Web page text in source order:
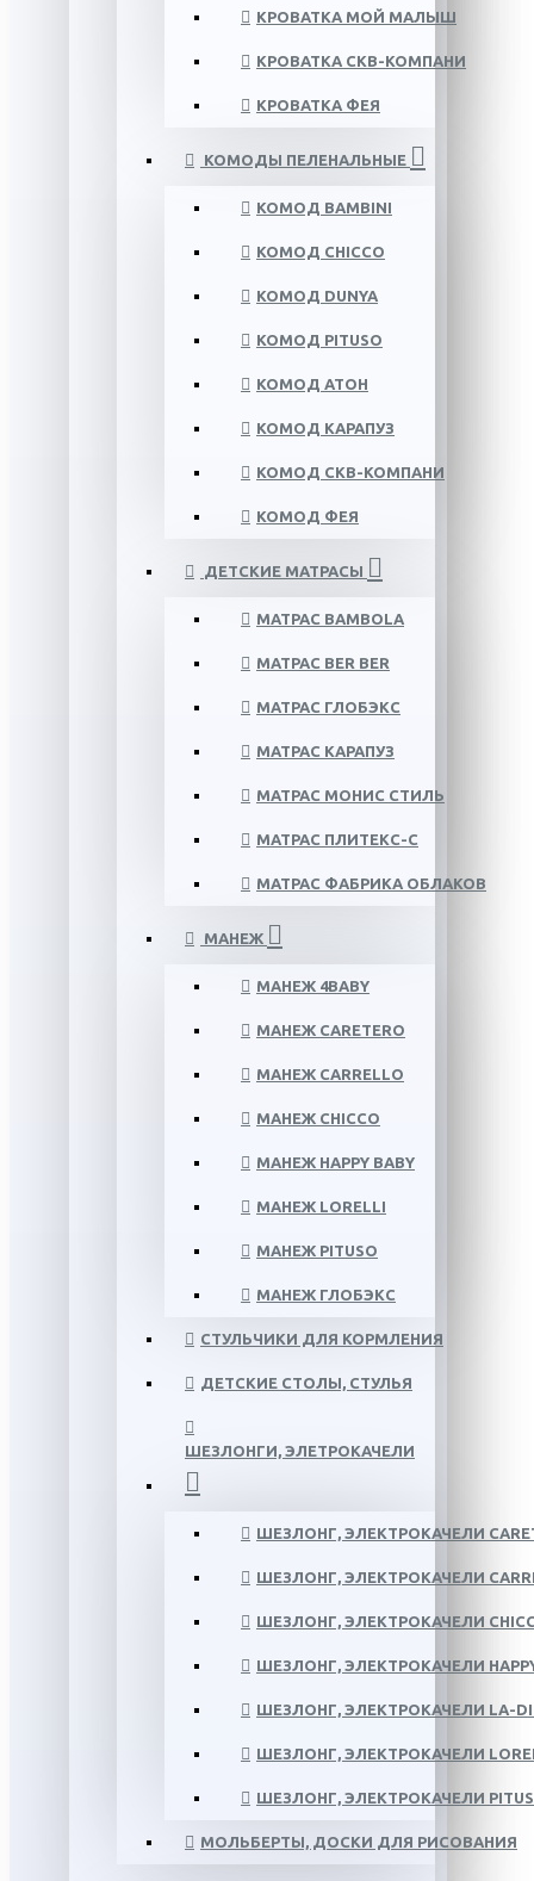
КРОВАТКА МОЙ МАЛЫШ
КРОВАТКА СКВ-КОМПАНИ
КРОВАТКА ФЕЯ
КОМОДЫ ПЕЛЕНАЛЬНЫЕ
КОМОД BAMBINI
КОМОД CHICCO
КОМОД DUNYA
КОМОД PITUSO
КОМОД АТОН
КОМОД КАРАПУЗ
КОМОД СКВ-КОМПАНИ
КОМОД ФЕЯ
ДЕТСКИЕ МАТРАСЫ
МАТРАС BAMBOLA
МАТРАС BER BER
МАТРАС ГЛОБЭКС
МАТРАС КАРАПУЗ
МАТРАС МОНИС СТИЛЬ
МАТРАС ПЛИТЕКС-С
МАТРАС ФАБРИКА ОБЛАКОВ
МАНЕЖ
МАНЕЖ 4BABY
МАНЕЖ CARETERO
МАНЕЖ CARRELLO
МАНЕЖ CHICCO
МАНЕЖ HAPPY BABY
МАНЕЖ LORELLI
МАНЕЖ PITUSO
МАНЕЖ ГЛОБЭКС
СТУЛЬЧИКИ ДЛЯ КОРМЛЕНИЯ
ДЕТСКИЕ СТОЛЫ, СТУЛЬЯ
ШЕЗЛОНГИ, ЭЛЕТРОКАЧЕЛИ
ШЕЗЛОНГ, ЭЛЕКТРОКАЧЕЛИ
ШЕЗЛОНГ, ЭЛЕКТРОКАЧЕЛИ
ШЕЗЛОНГ, ЭЛЕКТРОКАЧЕЛИ
ШЕЗЛОНГ, ЭЛЕКТРОКАЧЕЛИ
ШЕЗЛОНГ, ЭЛЕКТРОКАЧЕЛИ LA-
ШЕЗЛОНГ, ЭЛЕКТРОКАЧЕЛИ
ШЕЗЛОНГ, ЭЛЕКТРОКАЧЕЛИ
МОЛЬБЕРТЫ, ДОСКИ ДЛЯ РИСОВАНИЯ